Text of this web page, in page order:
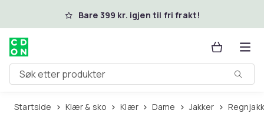
Hopp til hovedinnholdBare 399 kr. igjen til fri frakt!
Søk etter produkter
Startside Klær & sko Klær Dame Jakker